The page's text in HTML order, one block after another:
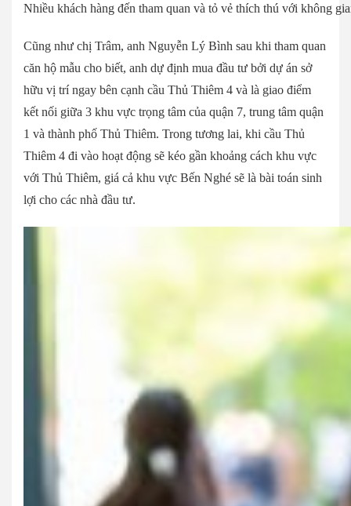
Nhiều khách hàng đến tham quan và tỏ vẻ thích thú với không
Cũng như chị Trâm, anh Nguyễn Lý Bình sau khi tham quan
căn hộ mẫu cho biết, anh dự định mua đầu tư bởi dự án sở
hữu vị trí ngay bên cạnh cầu Thủ Thiêm 4 và là giao điểm
kết nối giữa 3 khu vực trọng tâm của quận 7, trung tâm quận
1 và thành phố Thủ Thiêm. Trong tương lai, khi cầu Thủ
Thiêm 4 đi vào hoạt động sẽ kéo gần khoảng cách khu vực
với Thủ Thiêm, giá cả khu vực Bến Nghé sẽ là bài toán sinh
lợi cho các nhà đầu tư.